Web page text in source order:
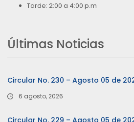
Tarde: 2:00 a 4:00 p.m
Últimas Noticias
Circular No. 230 – Agosto 05 de
6 agosto, 2026
Circular No. 229 – Agosto 05 de